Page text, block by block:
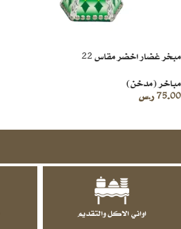
مبخر غضار اخضر مقاس 22
مباخر (مدخن)
75.00ر.س
اواني الاكل والتقديم